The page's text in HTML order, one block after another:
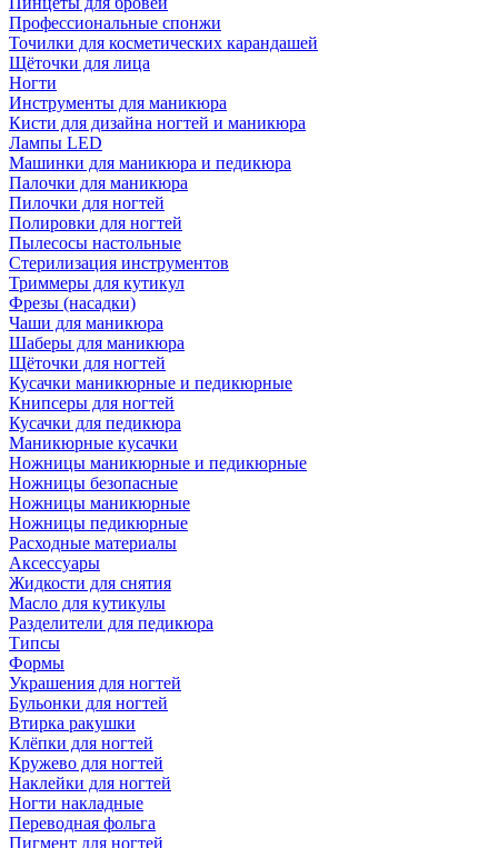
Профессиональные спонжи
Точилки для косметических карандашей
Щёточки для лица
Ногти
Инструменты для маникюра
Кисти для дизайна ногтей и маникюра
Лампы LED
Машинки для маникюра и педикюра
Палочки для маникюра
Пилочки для ногтей
Полировки для ногтей
Пылесосы настольные
Стерилизация инструментов
Триммеры для кутикул
Фрезы (насадки)
Чаши для маникюра
Шаберы для маникюра
Щёточки для ногтей
Кусачки маникюрные и педикюрные
Книпсеры для ногтей
Кусачки для педикюра
Маникюрные кусачки
Ножницы маникюрные и педикюрные
Ножницы безопасные
Ножницы маникюрные
Ножницы педикюрные
Расходные материалы
Аксессуары
Жидкости для снятия
Масло для кутикулы
Разделители для педикюра
Типсы
Формы
Украшения для ногтей
Бульонки для ногтей
Втирка ракушки
Клёпки для ногтей
Кружево для ногтей
Наклейки для ногтей
Ногти накладные
Переводная фольга
Пигмент для ногтей